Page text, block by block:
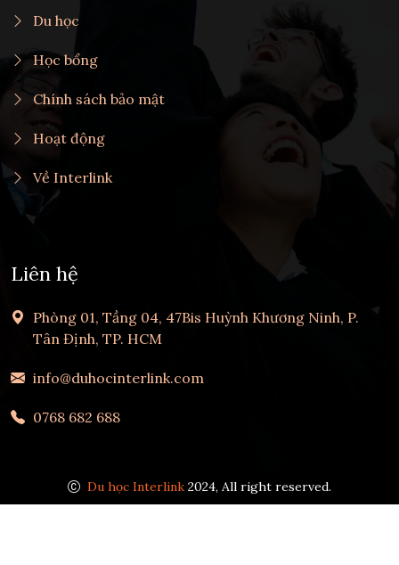
Du học
Học bổng
Chính sách bảo mật
Hoạt động
Về Interlink
Liên hệ
Phòng 01, Tầng 04, 47Bis Huỳnh Khương Ninh, P.
Tân Định, TP. HCM
info@duhocinterlink.com
0768 682 688
Du học Interlink 2024, All right reserved.